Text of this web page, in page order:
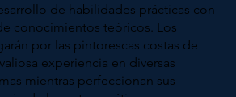
de habilidades prácticas con
conocimientos teóricos. Los
por las pintorescas costas de
experiencia en diversas
mientras perfeccionan sus